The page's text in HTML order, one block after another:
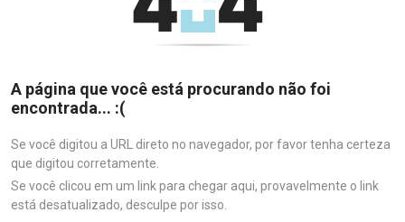
Ir direto para o menu
A página que você está procurando não foi
encontrada... :(
Se você digitou a URL direto no navegador, por favor tenha certeza
que digitou corretamente.
Se você clicou em um link para chegar aqui, provavelmente o link
está desatualizado, desculpe por isso.